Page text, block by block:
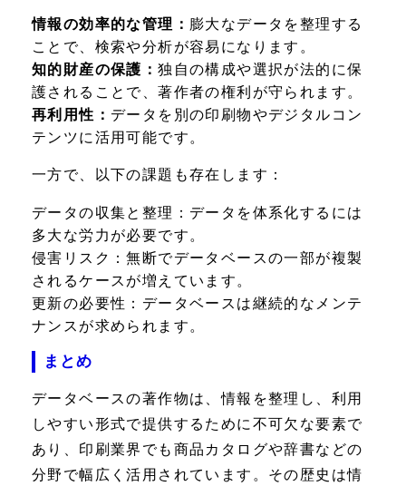
情報の効率的な管理： 膨大なデータを整理する
ことで、検索や分析が容易になります。
知的財産の保護：独自の構成や選択が法的に保
護されることで、著作者の権利が守られます。
再利用性： データを別の印刷物やデジタルコン
テンツに活用可能です。
一方で、以下の課題も存在します：
データの収集と整理： データを体系化するには
多大な労力が必要です。
侵害リスク：無断でデータベースの一部が複製
されるケースが増えています。
更新の必要性： データベースは継続的なメンテ
ナンスが求められます。
まとめ
データベースの著作物は、情報を整理し、利用
しやすい形式で提供するために不可欠な要素で
あり、印刷業界でも商品カタログや辞書などの
分野で幅広く活用されています。その歴史は情